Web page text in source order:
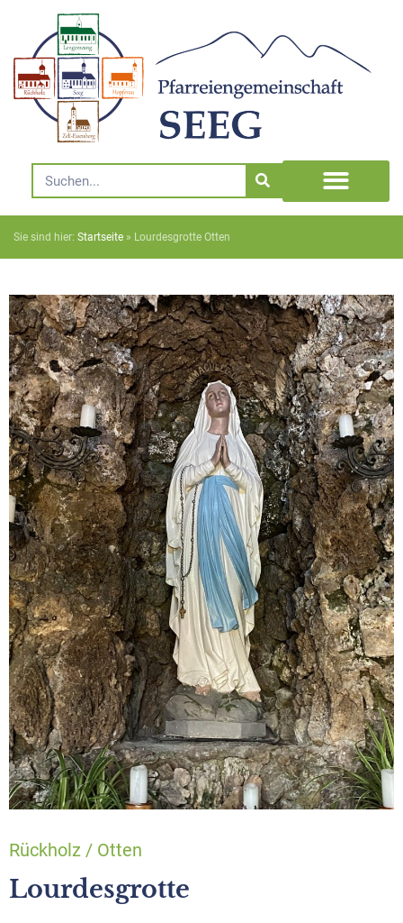
Sie sind hier: Startseite » Lourdesgrotte Otten
Rückholz / Otten
Lourdesgrotte